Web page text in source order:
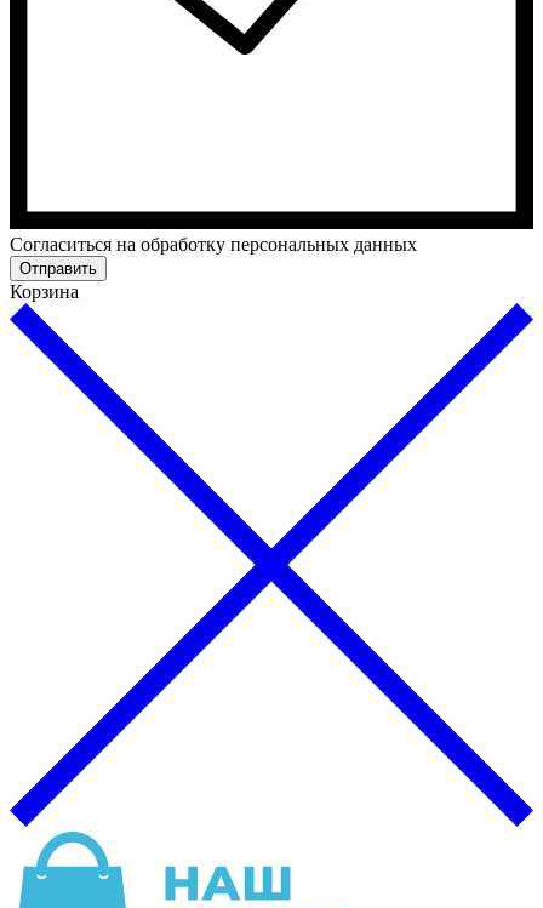
Cогласиться на обработку персональных данных
Отправить
Корзина